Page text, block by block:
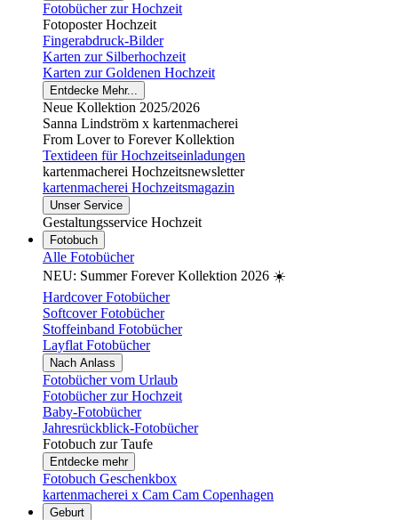
Fotobücher zur Hochzeit
Fotoposter Hochzeit
Fingerabdruck-Bilder
Karten zur Silberhochzeit
Karten zur Goldenen Hochzeit
Entdecke Mehr...
Neue Kollektion 2025/2026
Sanna Lindström x kartenmacherei
From Lover to Forever Kollektion
Textideen für Hochzeitseinladungen
kartenmacherei Hochzeitsnewsletter
kartenmacherei Hochzeitsmagazin
Unser Service
Gestaltungsservice Hochzeit
Fotobuch
Alle Fotobücher
NEU: Summer Forever Kollektion 2026 ☀️
Hardcover Fotobücher
Softcover Fotobücher
Stoffeinband Fotobücher
Layflat Fotobücher
Nach Anlass
Fotobücher vom Urlaub
Fotobücher zur Hochzeit
Baby-Fotobücher
Jahresrückblick-Fotobücher
Fotobuch zur Taufe
Entdecke mehr
Fotobuch Geschenkbox
kartenmacherei x Cam Cam Copenhagen
Geburt